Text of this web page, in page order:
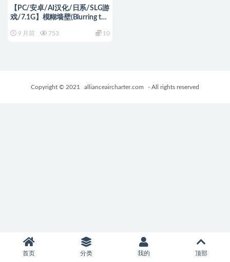
【PC/安卓/AI汉化/日系/SLG游
戏/7.1G】模糊墙壁(Blurring the
卓+日系SLG游戏+7.1G
9 月前 753 10
Copyright © 2021 allianceaircharter.com - All rights reserved
首页 分类 我的 顶部